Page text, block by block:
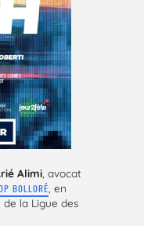
Alimi , avocat
BOLLORÉ , en
la Ligue des